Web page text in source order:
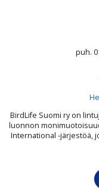
puh.
BirdLife Suomi ry on
luonnon
International -järjestöä,